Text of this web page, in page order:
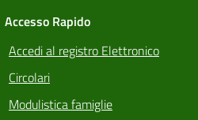
Accesso Rapido
Accedi al registro Elettronico
Circolari
Modulistica famiglie